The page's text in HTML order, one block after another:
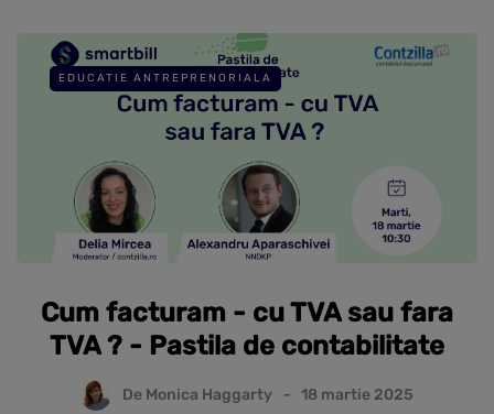
EDUCATIE ANTREPRENORIALA
Cum facturam - cu TVA sau fara
TVA ? - Pastila de contabilitate
De Monica Haggarty 18 martie 2025